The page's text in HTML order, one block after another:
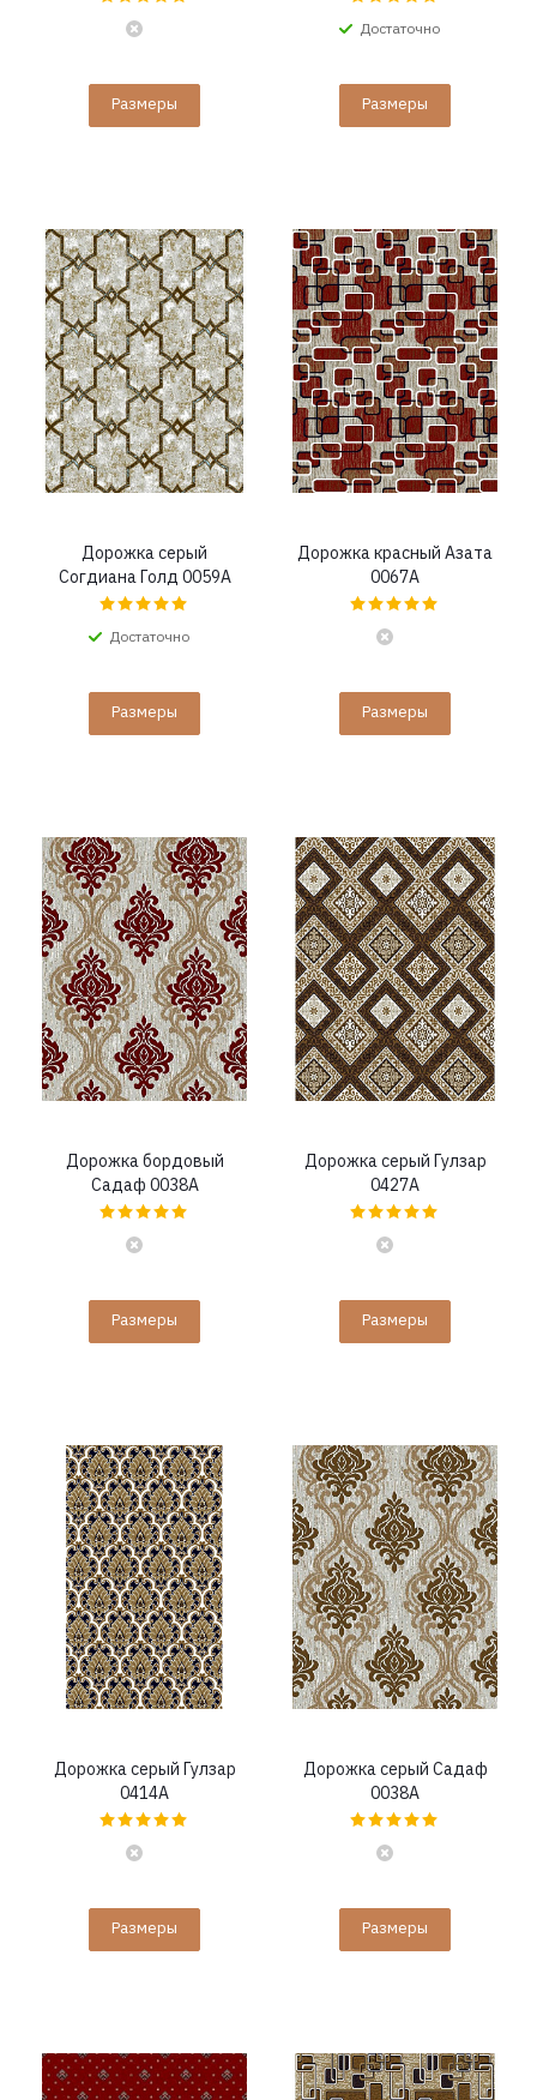
Размеры
Достаточно
Размеры
Дорожка серый
Согдиана Голд 0059A
Достаточно
Размеры
Дорожка красный Азата
0067A
Размеры
Дорожка бордовый
Садаф 0038A
Размеры
Дорожка серый Гулзар
0427A
Размеры
Дорожка серый Гулзар
0414A
Размеры
Дорожка серый Садаф
0038A
Размеры